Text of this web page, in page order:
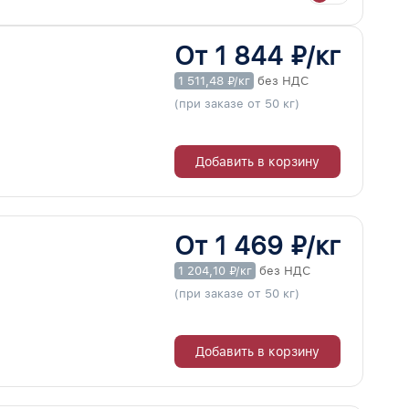
От 1 844 ₽/кг
1 511,48 ₽/кг без НДС
(при заказе от 50 кг)
Добавить в корзину
От 1 469 ₽/кг
1 204,10 ₽/кг без НДС
(при заказе от 50 кг)
Добавить в корзину